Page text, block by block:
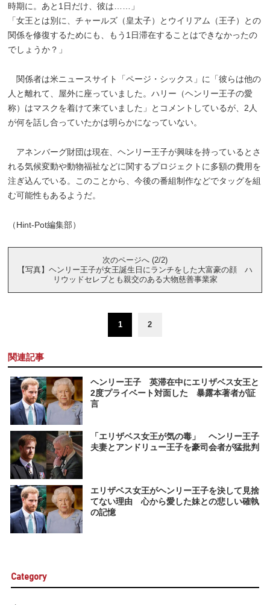
時期に。あと1日だけ、彼は……」
「女王とは別に、チャールズ（皇太子）とウイリアム（王子）との
関係を修復するためにも、もう1日滞在することはできなかったの
でしょうか？」
関係者は米ニュースサイト「ページ・シックス」に「彼らは他の
人と離れて、屋外に座っていました。ハリー（ヘンリー王子の愛
称）はマスクを着けて来ていました」とコメントしているが、2人
が何を話し合っていたかは明らかになっていない。
アネンバーグ財団は現在、ヘンリー王子が興味を持っているとさ
れる気候変動や動物福祉などに関するプロジェクトに多額の費用を
注ぎ込んでいる。このことから、今後の番組制作などでタッグを組
む可能性もあるようだ。
（Hint-Pot編集部）
次のページへ (2/2)
【写真】ヘンリー王子が女王誕生日にランチをした大富豪の顔 ハ
リウッドセレブとも親交のある大物慈善事業家
1 2
関連記事
ヘンリー王子 英滞在中にエリザベス女王と
2度プライベート対面した 暴露本著者が証
言
「エリザベス女王が気の毒」 ヘンリー王子
夫妻とアンドリュー王子を豪司会者が猛批判
エリザベス女王がヘンリー王子を決して見捨
てない理由 心から愛した妹との悲しい確執
の記憶
Category